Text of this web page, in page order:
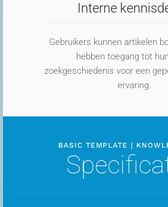
Interne
Gebruikers kunnen artikelen
hebben toegang tot
zoekgeschiedenis voor een
ervaring.
BASIC TEMPLATE |